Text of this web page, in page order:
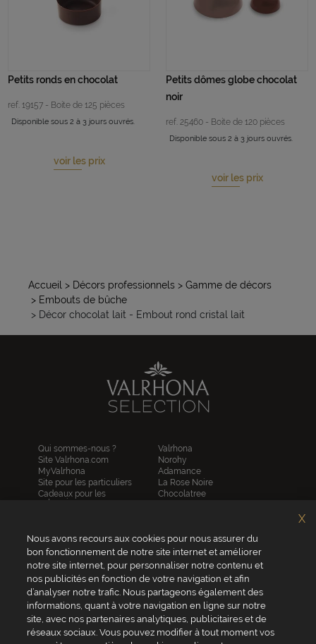
Petits ronds en chocolat
ref. 19157 - Boite de 125 pièces
Disponible sous 2 à 3 jours ouvrés.
voir les prix
Petits dômes globe chocolat
noir
ref. 25460 - Boite de 120 pièces
Disponible sous 2 à 3 jours ouvrés.
voir les prix
Accueil > Décors professionnels > Gamme de décors
> Embouts de bûche
> Décor chocolat lait - Embout rond cristal lait
Qui sommes-nous ?
Site Valrhona.com
MyValrhona
Site pour les particuliers
Cadeaux pour les
entreprises
Contactez-nous
Valrhona
Norohy
Adamance
La Rose Noire
Chocolatree
Republica del cacao
Service client
04 75 07 51 51
Du lundi au jeudi : 8h - 18h
Le vendredi : 8h - 17h
Nous avons recours aux cookies pour nous assurer du
bon fonctionnement de notre site internet et améliorer
notre site internet, pour personnaliser notre contenu et
nos publicités en fonction de votre navigation et afin
d’analyser notre trafic. Nous partageons également des
informations, quant à votre navigation en ligne sur notre
site, avec nos partenaires analytiques, publicitaires et de
réseaux sociaux. Vous pouvez modifier à tout moment vos
X